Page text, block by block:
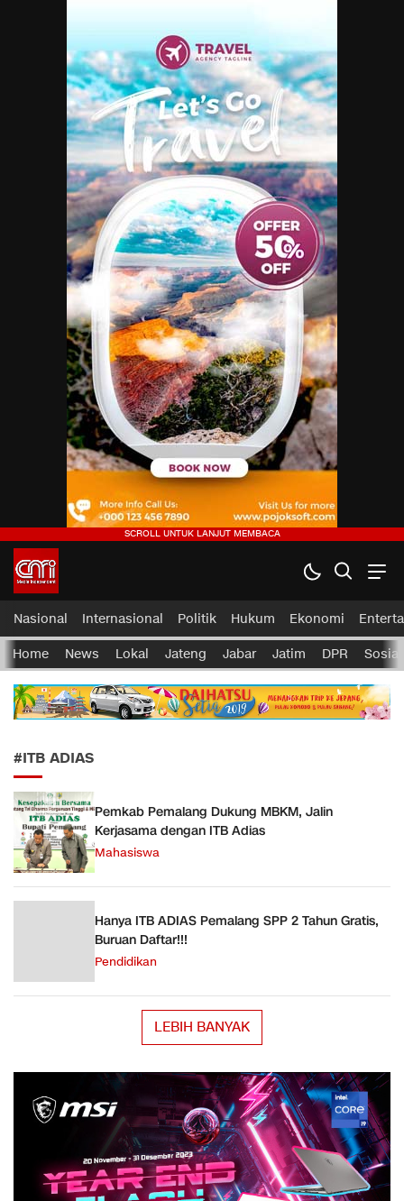
CMI News
Berani, Integritas dan Loyalitas
Nasional Internasional Politik Hukum Ekonomi
Home News Lokal Jateng Jabar Jatim DPR Sosial
#ITB ADIAS
Pemkab Pemalang Dukung MBKM, Jalin
Kerjasama dengan ITB Adias
Mahasiswa
Hanya ITB ADIAS Pemalang SPP 2 Tahun Gratis,
Buruan Daftar!!!
Pendidikan
LEBIH BANYAK